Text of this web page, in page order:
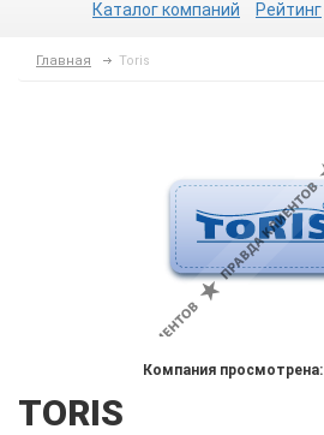
Каталог компаний Рейтинг
Главная Toris
Компания просмотрена:
TORIS